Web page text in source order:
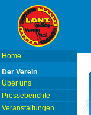
Home
Der Verein
Über uns
Presseberichte
Veranstaltungen